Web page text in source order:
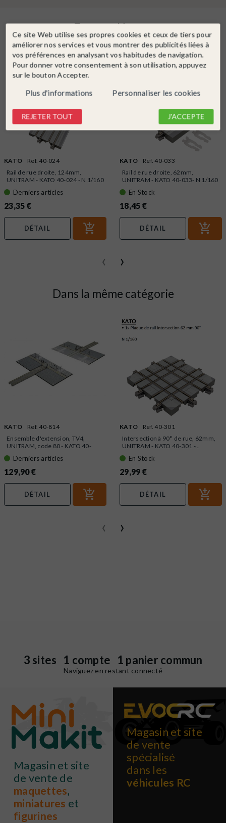
En complément
KATO
Ref. 40-024
Rail de rue droite, 124mm,
UNITRAM - KATO 40-024 - N 1/160
Derniers articles
23,35 €
DÉTAIL
KATO
Ref. 40-033
Rail de rue droite, 62mm,
UNITRAM - KATO 40-033- N 1/160
En Stock
18,45 €
DÉTAIL
‹ ›
Dans la même catégorie
KATO
Ref. 40-814
Ensemble d'extension, TV4,
UNITRAM, code 80 - KATO 40-
814...
Derniers articles
129,90 €
DÉTAIL
KATO
Ref. 40-301
Intersection à 90° de rue, 62mm,
UNITRAM - KATO 40-301 -...
En Stock
29,99 €
DÉTAIL
‹ ›
3 sites 1 compte 1 panier commun
Naviguez en restant connecté
Magasin et site
de vente de
maquettes,
miniatures et
figurines
Magasin et site
de vente
spécialisé
dans les
véhicules RC
Ce site Web utilise ses propres cookies et ceux de tiers pour
améliorer nos services et vous montrer des publicités liées à
vos préférences en analysant vos habitudes de navigation.
Pour donner votre consentement à son utilisation, appuyez
sur le bouton Accepter.
Plus d'informations Personnaliser les cookies
REJETER TOUT J'ACCEPTE